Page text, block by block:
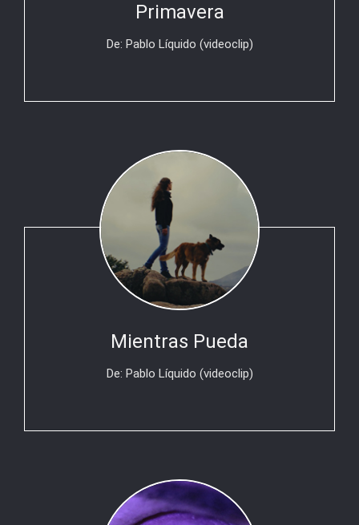
Primavera
De: Pablo Líquido (videoclip)
Mientras Pueda
De: Pablo Líquido (videoclip)